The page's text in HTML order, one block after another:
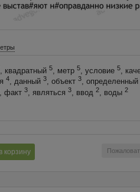
, квадратный 5, метр 5, условие 5,
4, данный 3, объект 3, определенный
факт 3, являться 3, ввод 2, воды 2
корзину